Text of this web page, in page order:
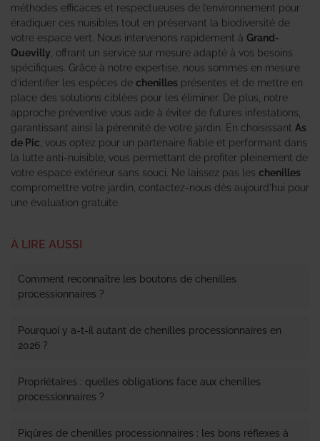
méthodes efficaces et respectueuses de l’environnement pour
éradiquer ces nuisibles tout en préservant la biodiversité de
votre espace vert. Nous intervenons rapidement à Grand-
Quevilly , offrant un service sur mesure adapté à vos besoins
spécifiques. Grâce à notre expertise, nous sommes en mesure
d’identifier les espèces de chenilles présentes et de mettre en
place des solutions ciblées pour les éliminer. De plus, notre
approche préventive vous aide à éviter de futures infestations,
garantissant ainsi la pérennité de votre jardin. En choisissant As
de Pic , vous optez pour un partenaire fiable et performant dans
la lutte anti-nuisible, vous permettant de profiter pleinement de
votre espace extérieur sans souci. Ne laissez pas les chenilles
compromettre votre jardin, contactez-nous dès aujourd’hui pour
une évaluation gratuite.
À LIRE AUSSI
Comment reconnaître les boutons de chenilles
processionnaires ?
Pourquoi y a-t-il autant de chenilles processionnaires en
2026 ?
Propriétaires : quelles obligations face aux chenilles
processionnaires ?
Piqûres de chenilles processionnaires : les bons réflexes à